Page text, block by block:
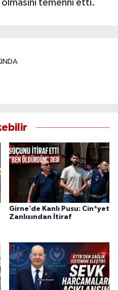
olmasını temenni etti.
Girne’de Kanlı Pusu: Cin*yet
Zanlısından İtiraf